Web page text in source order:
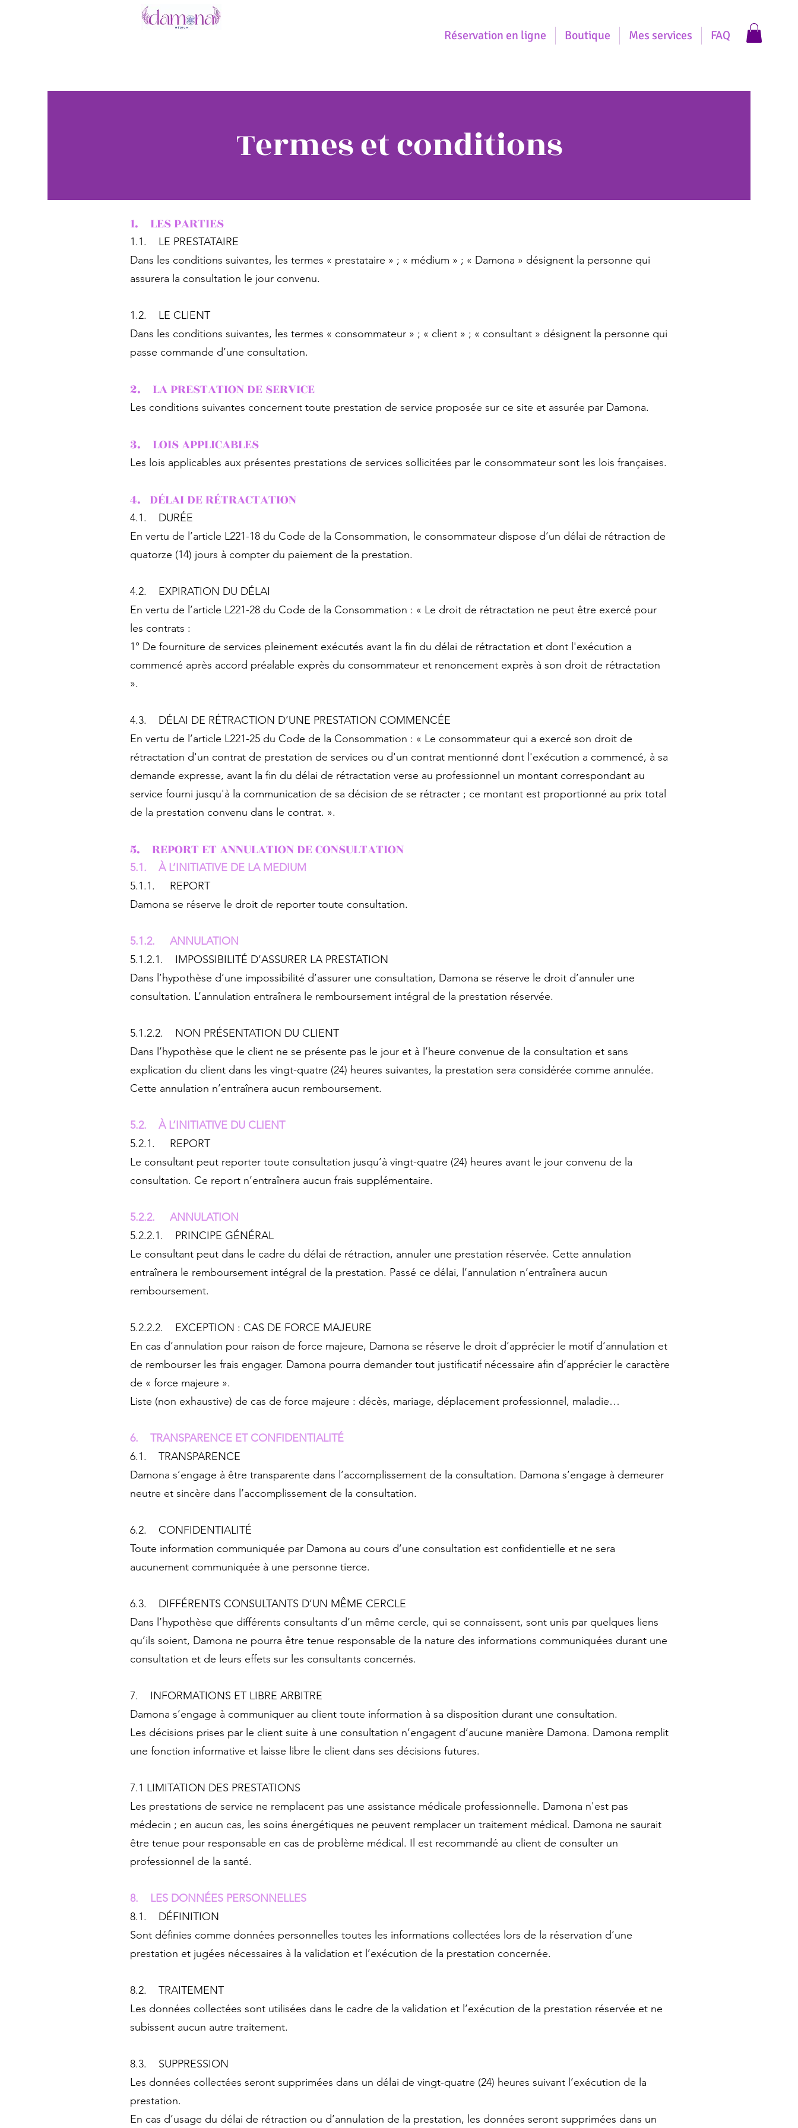
Réservation en ligne Boutique Mes services FAQ
Termes et conditions
1. LES PARTIES
1.1. LE PRESTATAIRE
Dans les conditions suivantes, les termes « prestataire » ; « médium » ; « Damona » désignent la personne qui
assurera la consultation le jour convenu.
1.2. LE CLIENT
Dans les conditions suivantes, les termes « consommateur » ; « client » ; « consultant » désignent la personne qui
passe commande d’une consultation.
2. LA PRESTATION DE SERVICE
Les conditions suivantes concernent toute prestation de service proposée sur ce site et assurée par Damona.
3. LOIS APPLICABLES
Les lois applicables aux présentes prestations de services sollicitées par le consommateur sont les lois françaises.
4. DÉLAI DE RÉTRACTATION
4.1. DURÉE
En vertu de l’article L221-18 du Code de la Consommation, le consommateur dispose d’un délai de rétraction de
quatorze (14) jours à compter du paiement de la prestation.
4.2. EXPIRATION DU DÉLAI
En vertu de l’article L221-28 du Code de la Consommation : « Le droit de rétractation ne peut être exercé pour
les contrats :
1° De fourniture de services pleinement exécutés avant la fin du délai de rétractation et dont l'exécution a
commencé après accord préalable exprès du consommateur et renoncement exprès à son droit de rétractation
».
4.3. DÉLAI DE RÉTRACTION D’UNE PRESTATION COMMENCÉE
En vertu de l’article L221-25 du Code de la Consommation : « Le consommateur qui a exercé son droit de
rétractation d'un contrat de prestation de services ou d'un contrat mentionné dont l'exécution a commencé, à sa
demande expresse, avant la fin du délai de rétractation verse au professionnel un montant correspondant au
service fourni jusqu'à la communication de sa décision de se rétracter ; ce montant est proportionné au prix total
de la prestation convenu dans le contrat. ».
5. REPORT ET ANNULATION DE CONSULTATION
5.1. À L’INITIATIVE DE LA MEDIUM
5.1.1. REPORT
Damona se réserve le droit de reporter toute consultation.
5.1.2. ANNULATION​
5.1.2.1. IMPOSSIBILITÉ D’ASSURER LA PRESTATION
Dans l’hypothèse d’une impossibilité d’assurer une consultation, Damona se réserve le droit d’annuler une
consultation. L’annulation entraînera le remboursement intégral de la prestation réservée.
5.1.2.2. NON PRÉSENTATION DU CLIENT
Dans l’hypothèse que le client ne se présente pas le jour et à l’heure convenue de la consultation et sans
explication du client dans les vingt-quatre (24) heures suivantes, la prestation sera considérée comme annulée.
Cette annulation n’entraînera aucun remboursement.
5.2. À L’INITIATIVE DU CLIENT
5.2.1. REPORT
Le consultant peut reporter toute consultation jusqu’à vingt-quatre (24) heures avant le jour convenu de la
consultation. Ce report n’entraînera aucun frais supplémentaire.
5.2.2. ANNULATION
5.2.2.1. PRINCIPE GÉNÉRAL
Le consultant peut dans le cadre du délai de rétraction, annuler une prestation réservée. Cette annulation
entraînera le remboursement intégral de la prestation. Passé ce délai, l’annulation n’entraînera aucun
remboursement.
5.2.2.2. EXCEPTION : CAS DE FORCE MAJEURE
En cas d’annulation pour raison de force majeure, Damona se réserve le droit d’apprécier le motif d’annulation et
de rembourser les frais engager. Damona pourra demander tout justificatif nécessaire afin d’apprécier le caractère
de « force majeure ».
Liste (non exhaustive) de cas de force majeure : décès, mariage, déplacement professionnel, maladie…
6. TRANSPARENCE ET CONFIDENTIALITÉ
6.1. TRANSPARENCE
Damona s’engage à être transparente dans l’accomplissement de la consultation. Damona s’engage à demeurer
neutre et sincère dans l’accomplissement de la consultation.
6.2. CONFIDENTIALITÉ
Toute information communiquée par Damona au cours d’une consultation est confidentielle et ne sera
aucunement communiquée à une personne tierce.
6.3. DIFFÉRENTS CONSULTANTS D’UN MÊME CERCLE
Dans l’hypothèse que différents consultants d’un même cercle, qui se connaissent, sont unis par quelques liens
qu’ils soient, Damona ne pourra être tenue responsable de la nature des informations communiquées durant une
consultation et de leurs effets sur les consultants concernés.
7. INFORMATIONS ET LIBRE ARBITRE
Damona s’engage à communiquer au client toute information à sa disposition durant une consultation.
Les décisions prises par le client suite à une consultation n’engagent d’aucune manière Damona. Damona remplit
une fonction informative et laisse libre le client dans ses décisions futures.
7.1 LIMITATION DES PRESTATIONS
Les prestations de service ne remplacent pas une assistance médicale professionnelle. Damona n'est pas
médecin ; en aucun cas, les soins énergétiques ne peuvent remplacer un traitement médical. Damona ne saurait
être tenue pour responsable en cas de problème médical. Il est recommandé au client de consulter un
professionnel de la santé.
8. LES DONNÉES PERSONNELLES
8.1. DÉFINITION
Sont définies comme données personnelles toutes les informations collectées lors de la réservation d’une
prestation et jugées nécessaires à la validation et l’exécution de la prestation concernée.
8.2. TRAITEMENT
Les données collectées sont utilisées dans le cadre de la validation et l’exécution de la prestation réservée et ne
subissent aucun autre traitement.
8.3. SUPPRESSION
Les données collectées seront supprimées dans un délai de vingt-quatre (24) heures suivant l’exécution de la
prestation.
En cas d’usage du délai de rétraction ou d’annulation de la prestation, les données seront supprimées dans un